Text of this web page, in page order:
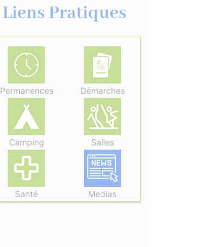
Liens Pratiques
Permanences Démarches
Camping Salles
Santé Medias